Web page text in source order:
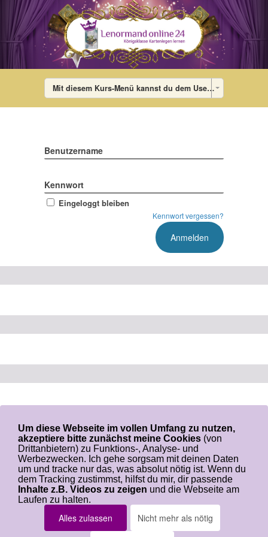
Mit diesem Kurs-Menü kannst du dem User die Lektionen des Kurses in jedem Theme anzeigen. Im Theme wird das Menü dann mit den Links auf die einzelnen Lektionen gefüllt. Falls der User gerade in keinem Kurs ist, wird ein Standard-Menü angezeigt, das du im WordPress-Admin-Bereich unter Design – Menü (Menü bearbeiten: „DigiMember-Kurs-Menü“) bearbeiten kannst. Dort kannst du auch diesen Dummy-Menü-Eintrag löschen.
Benutzername
Kennwort
Eingeloggt bleiben
Kennwort vergessen?
Login-Seite
Wer ist Angelina
Impressum
vorbehalten
Um diese Webseite im vollen Umfang zu nutzen,
akzeptiere bitte zunächst meine Cookies (von
Drittanbietern) zu Funktions-, Analyse- und
Werbezwecken. Ich gehe sorgsam mit deinen Daten
um und tracke nur das, was absolut nötig ist. Wenn du
dem Tracking zustimmst, hilfst du mir, dir passende
Inhalte z.B. Videos zu zeigen und die Webseite am
Laufen zu halten.
Alles zulassen
Nicht mehr als nötig